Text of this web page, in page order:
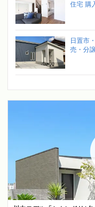
住宅 購
日置市
売・分